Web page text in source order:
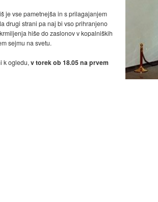
je vse pametnejša in s prilagajanjem
drugi strani pa naj bi vso prihranjeno
hiše do zaslonov v kopalniških
sejmu na svetu.
k ogledu, v torek ob 18.05 na prvem